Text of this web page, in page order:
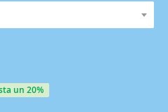
un 20%